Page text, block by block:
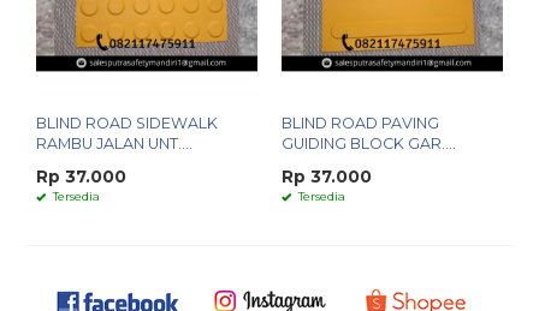
BLIND ROAD SIDEWALK
RAMBU JALAN UNT....
Rp 37.000
Tersedia
BLIND ROAD PAVING
GUIDING BLOCK GAR....
Rp 37.000
Tersedia